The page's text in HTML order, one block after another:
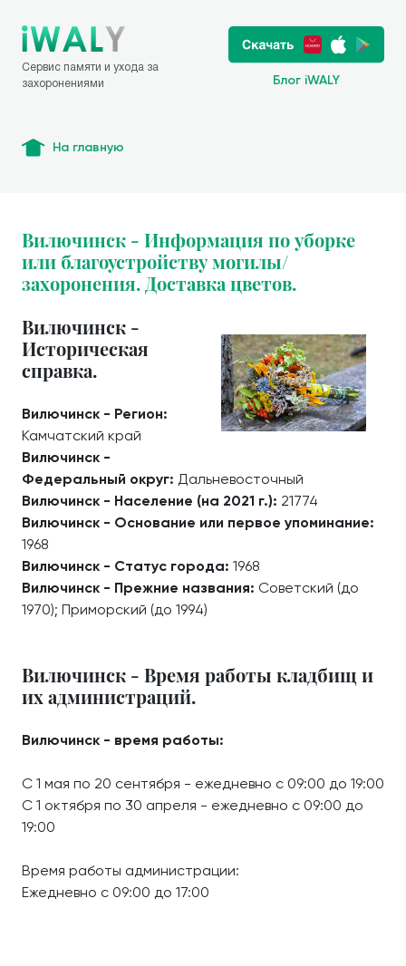
Сервис памяти и ухода за
захоронениями
Блог iWALY
На главную
Вилючинск - Информация по уборке
или благоустройству могилы/
захоронения. Доставка цветов.
Вилючинск -
Историческая
справка.
Вилючинск - Регион:
Камчатский край
Вилючинск -
Федеральный округ: Дальневосточный
Вилючинск - Население (на 2021 г.): 21774
Вилючинск - Основание или первое упоминание:
1968
Вилючинск - Статус города: 1968
Вилючинск - Прежние названия: Советский (до
1970); Приморский (до 1994)
Вилючинск - Время работы кладбищ и
их администраций.
Вилючинск - время работы:
С 1 мая по 20 сентября - ежедневно с 09:00 до 19:00
С 1 октября по 30 апреля - ежедневно с 09:00 до
19:00
Время работы администрации:
Ежедневно с 09:00 до 17:00